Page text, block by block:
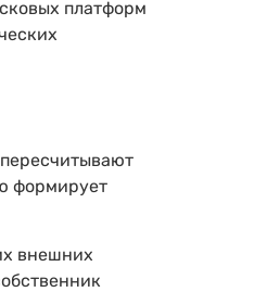
платформ
формирует
внешних